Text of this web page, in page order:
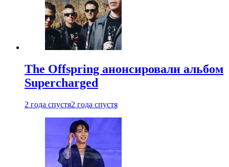
The Offspring анонсировали альбом
Supercharged
2 года спустя2 года спустя